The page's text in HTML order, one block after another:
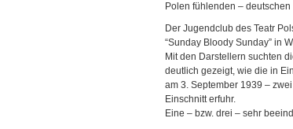
Polen fühlenden –
Der Jugendclub des Teatr
“Sunday Bloody Sunday” in
Mit den Darstellern suchten
deutlich gezeigt, wie die in
am 3. September 1939 –
Einschnitt erfuhr.
Eine – bzw. drei – sehr